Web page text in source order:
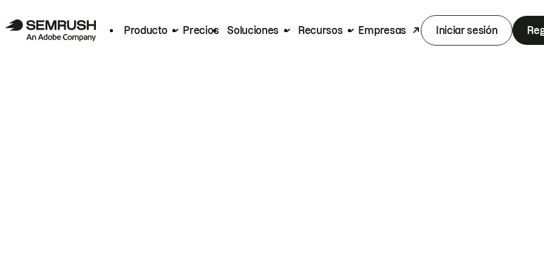
Producto Precios Soluciones Recursos Empresas Iniciar sesión